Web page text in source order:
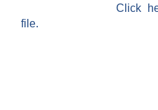
Click
file.